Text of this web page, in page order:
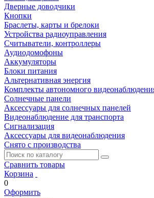
Дверные доводчики
Кнопки
Браслеты, карты и брелоки
Устройства радиоуправления
Считыватели, контроллеры
Аудиодомофоны
Аккумуляторы
Блоки питания
Альтернативная энергия
Комплекты автономного
Солнечные панели
Аксессуары для солнечных панелей
Видеонаблюдение для транспорта
Сигнализация
Аксессуары для видеонаблюдения
Снято с производства
Сравнить товары
Корзина
0
Оформить